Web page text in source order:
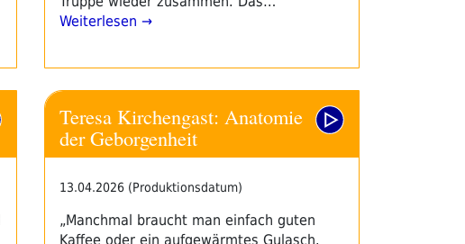
Weiterlesen →
Teresa Kirchengast: Anatomie
der Geborgenheit
13.04.2026 (Produktionsdatum)
„Manchmal braucht man einfach guten
Kaffee oder ein aufgewärmtes Gulasch.